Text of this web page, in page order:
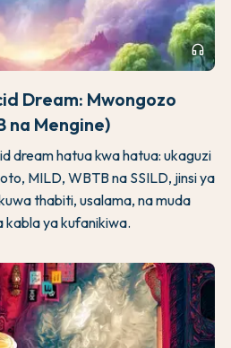
headphones
Dream: Mwongozo
na Mengine)
dream hatua kwa hatua: ukaguzi
MILD, WBTB na SSILD, jinsi ya
thabiti, usalama, na muda
kabla ya kufanikiwa.